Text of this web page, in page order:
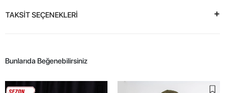
TAKSİT SEÇENEKLERİ
Bunlarıda Beğenebilirsiniz